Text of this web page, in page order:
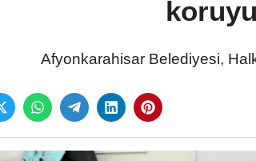
Afyonkarahisar Belediyesi,